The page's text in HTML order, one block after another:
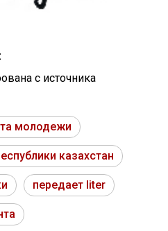
с источника
молодежи
казахстан
передает liter